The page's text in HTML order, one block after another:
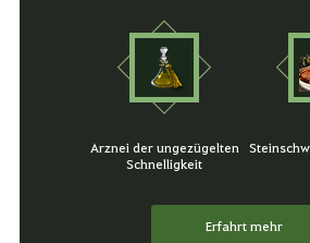
Arznei der ungezügelten
Schnelligkeit
Erfahrt mehr